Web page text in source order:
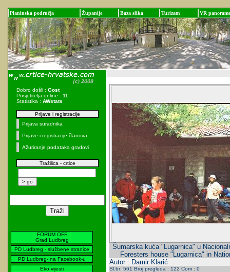
Planinska područja Županije Baza slika Turizam VR panorame
Dobro došli : Gost
Posjetitelja online : 11
Statistika : AWstats
Prijave i registracije
Prijava suradnika
Prijave i registracije članova
Ažuriranje podataka gradovi
Tražilica - crtice
FORUM OFF
Grad Ludbreg
PD Ludbreg - službene stranice
PD Ludbreg- na Facebook-u
Eko vijesti
Šumarska kuća "Lugarnica" u
Foresters house "Lugarnica" in
Autor : Damir Klarić
Sl.br: 561 Broj pregleda : 122 Com : 0